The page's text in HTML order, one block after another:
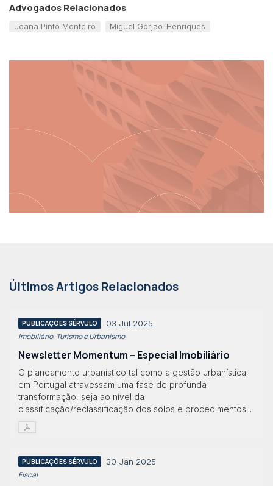
Advogados Relacionados
Joana Pinto Monteiro Miguel Gorjão-Henriques
Últimos Artigos Relacionados
PUBLICAÇÕES SÉRVULO 03 Jul 2025
Imobiliário, Turismo e Urbanismo
Newsletter Momentum – Especial Imobiliário
O planeamento urbanístico tal como a gestão urbanística
em Portugal atravessam uma fase de profunda
transformação, seja ao nível da
classificação/reclassificação dos solos e procedimentos...
PUBLICAÇÕES SÉRVULO 30 Jan 2025
Fiscal